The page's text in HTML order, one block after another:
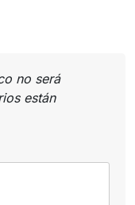
no será
están